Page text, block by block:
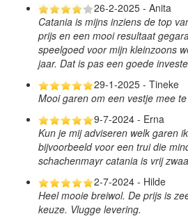
26-2-2025 - Anita
Catania is mijns inziens de top
prijs en een mooi resultaat
speelgoed voor mijn kleinzoons
jaar. Dat is pas een goede
29-1-2025 - Tineke
Mooi garen om een vestje mee
9-7-2024 - Erna
Kun je mij adviseren welk garen
bijvoorbeeld voor een trui die
schachenmayr catania is vrij
2-7-2024 - Hilde
Heel mooie breiwol. De prijs is
keuze. Vlugge levering.